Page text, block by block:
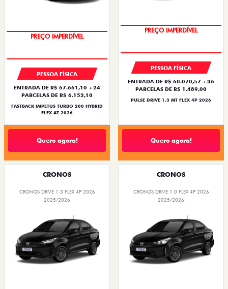
OPORTUNIDADE
PESSOA FÍSICA
ENTRADA DE R$ 67.661,10 +24
PARCELAS DE R$ 6.152,10
FASTBACK IMPETUS TURBO 200 HYBRID
FLEX AT 2026
Quero agora!
OPORTUNIDADE
PESSOA FÍSICA
ENTRADA DE R$ 60.070,57 +36
PARCELAS DE R$ 1.489,00
PULSE DRIVE 1.3 MT FLEX 4P 2026
Quero agora!
CRONOS
CRONOS DRIVE 1.3 FLEX 4P 2026
2025/2026
CRONOS
CRONOS DRIVE 1.0 FLEX 4P 2026
2025/2026